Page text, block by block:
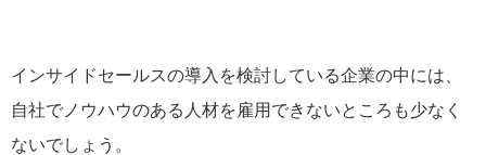
インサイドセールスの導入を検討している企業の中には、
自社でノウハウのある人材を雇用できないところも少なく
ないでしょう。